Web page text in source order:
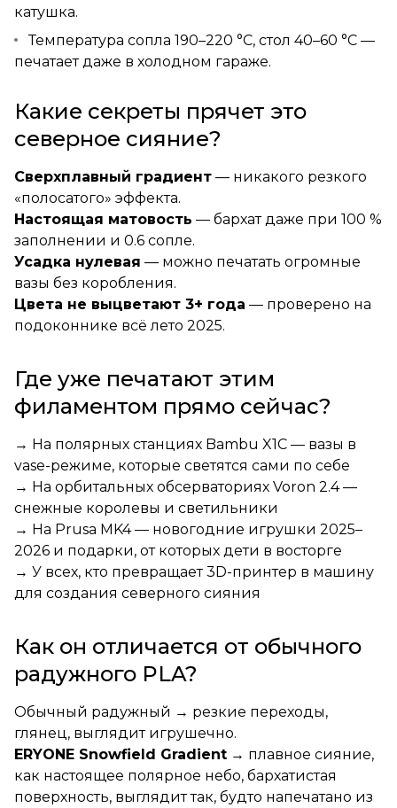
катушка.
Температура сопла 190–220 °C, стол 40–60 °C —
печатает даже в холодном гараже.
Какие секреты прячет это
северное сияние?
Сверхплавный градиент — никакого резкого
«полосатого» эффекта.
Настоящая матовость — бархат даже при 100 %
заполнении и 0.6 сопле.
Усадка нулевая — можно печатать огромные
вазы без коробления.
Цвета не выцветают 3+ года — проверено на
подоконнике всё лето 2025.
Где уже печатают этим
филаментом прямо сейчас?
→ На полярных станциях Bambu X1C — вазы в
vase-режиме, которые светятся сами по себе
→ На орбитальных обсерваториях Voron 2.4 —
снежные королевы и светильники
→ На Prusa MK4 — новогодние игрушки 2025–
2026 и подарки, от которых дети в восторге
→ У всех, кто превращает 3D-принтер в машину
для создания северного сияния
Как он отличается от обычного
радужного PLA?
Обычный радужный → резкие переходы,
глянец, выглядит игрушечно.
ERYONE Snowfield Gradient → плавное сияние,
как настоящее полярное небо, бархатистая
поверхность, выглядит так, будто напечатано из